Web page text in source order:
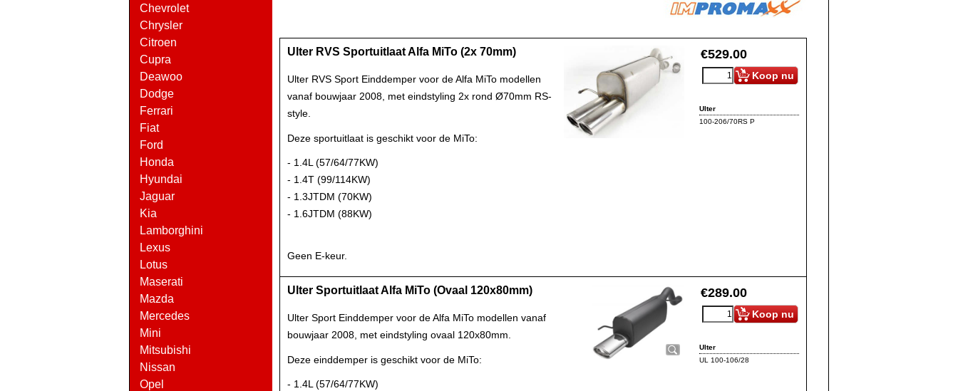
Chevrolet
Chrysler
Citroen
Cupra
Deawoo
Dodge
Ferrari
Fiat
Ford
Honda
Hyundai
Jaguar
Kia
Lamborghini
Lexus
Lotus
Maserati
Mazda
Mercedes
Mini
Mitsubishi
Nissan
Opel
€529.00
Koop nu
Ulter
100-206/70RS P
Ulter RVS Sportuitlaat Alfa MiTo (2x 70mm)
Ulter RVS Sport Einddemper voor de Alfa MiTo modellen
vanaf bouwjaar 2008, met eindstyling 2x rond Ø70mm RS-
style.
Deze sportuitlaat is geschikt voor de MiTo:
- 1.4L (57/64/77KW)
- 1.4T (99/114KW)
- 1.3JTDM (70KW)
- 1.6JTDM (88KW)
Geen E-keur.
€289.00
Koop nu
Ulter
UL 100-106/28
Ulter Sportuitlaat Alfa MiTo (Ovaal 120x80mm)
Ulter Sport Einddemper voor de Alfa MiTo modellen vanaf
bouwjaar 2008, met eindstyling ovaal 120x80mm.
Deze einddemper is geschikt voor de MiTo:
- 1.4L (57/64/77KW)